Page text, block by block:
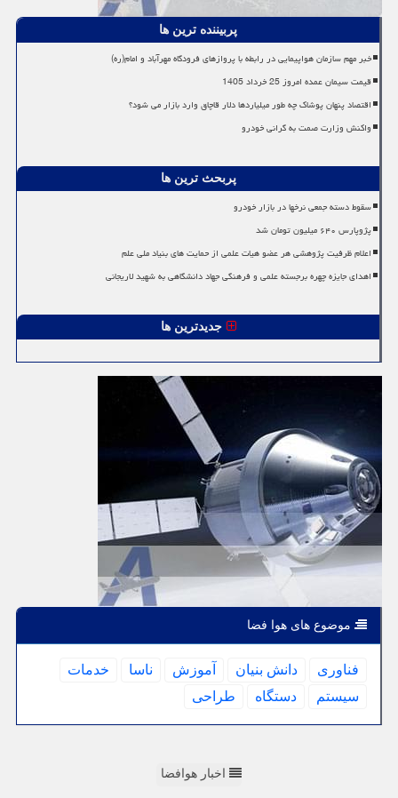
پربیننده ترین ها
خبر مهم سازمان هواپیمایی در رابطه با پروازهای فرودگاه مهرآباد و امام(ره)
قیمت سیمان عمده امروز 25 خرداد 1405
اقتصاد پنهان پوشاک چه طور میلیاردها دلار قاچاق وارد بازار می شود؟
واکنش وزارت صمت به گرانی خودرو
پربحث ترین ها
سقوط دسته جمعی نرخها در بازار خودرو
پژوپارس ۶۴۰ میلیون تومان شد
اعلام ظرفیت پژوهشی هر عضو هیات علمی از حمایت های بنیاد ملی علم
اهدای جایزه چهره برجسته علمی و فرهنگی جهاد دانشگاهی به شهید لاریجانی
جدیدترین ها
موضوع های هوا فضا
فناوری دانش بنیان آموزش ناسا
خدمات
سیستم
دستگاه طراحی
اخبار هوافضا